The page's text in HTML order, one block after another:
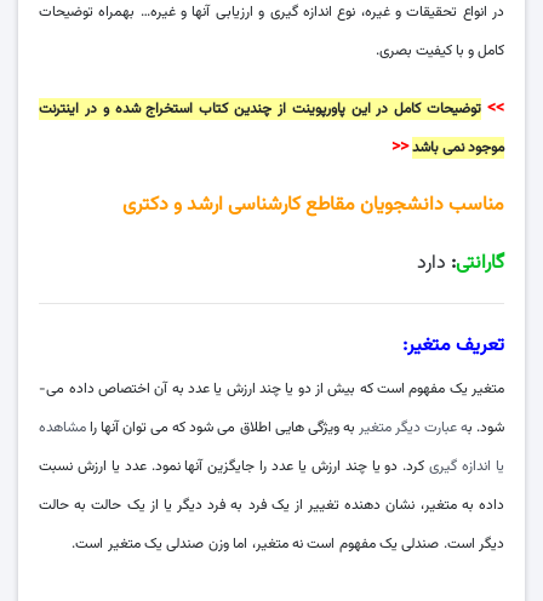
در انواع تحقیقات و غیره، نوع اندازه گیری و ارزیابی آنها و غیره… بهمراه توضیحات
کامل و با کیفیت بصری.
>> توضیحات کامل در این پاورپوینت از چندین کتاب استخراج شده و در اینترنت
موجود نمی باشد<<
مناسب دانشجویان مقاطع کارشناسی ارشد و دکتری
گارانتی: دارد
تعریف متغیر:
متغیر یک مفهوم است که بیش از دو یا چند ارزش یا عدد به آن اختصاص داده می ­
شود. به عبارت دیگر متغیر به ویژگی­ هایی اطلاق می­ شود که می­ توان آنها رامشاهده
یا اندازه ­گیریکرد. دو یا چند ارزش یا عدد را جایگزین آنها نمود. عدد یا ارزش نسبت
داده به متغیر، نشان­ دهنده تغییر از یک فرد به فرد دیگر یا از یک حالت به حالت
دیگر است. صندلی یک مفهوم است نه متغیر، اما وزن صندلی یک متغیر است.